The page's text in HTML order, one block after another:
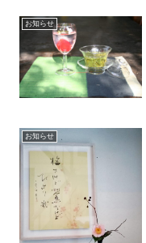
お知らせ
お知らせ